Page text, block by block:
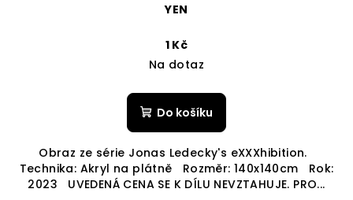
YEN
1 Kč
Na dotaz
Do košíku
Obraz ze série Jonas Ledecky's eXXXhibition.
Technika: Akryl na plátně Rozměr: 140x140cm Rok:
2023 UVEDENÁ CENA SE K DÍLU NEVZTAHUJE. PRO...